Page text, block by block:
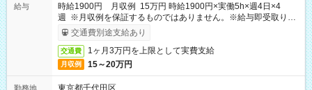
給与
時給1900円 月収例 15万円 時給1900円×実働5h×週4日×4
週 ※月収例を保証するものではありません。※給与即受取りサ
ービス利用可（利用条件有）
交通費別途支給あり
交通費 1ヶ月3万円を上限として実費支給
月収例 15～20万円
勤務地 東京都千代田区